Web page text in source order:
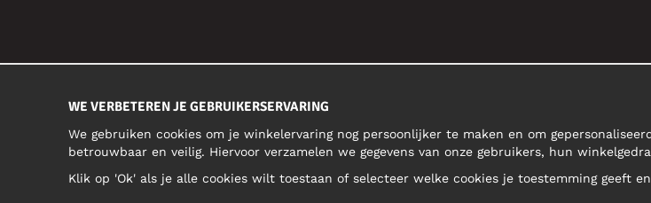
WE VERBETEREN JE GEBRUIKERSERVARING
We gebruiken cookies om je winkelervaring nog persoonlijker te maken en om
betrouwbaar en veilig. Hiervoor verzamelen we gegevens van onze gebruikers, hun
Klik op 'Ok' als je alle cookies wilt toestaan of selecteer welke cookies je toestemming geeft